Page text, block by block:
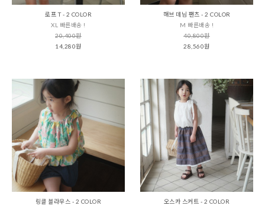
로프 T - 2 COLOR
XL 빠른배송 !
20,400원
14,280원
해브 데님 팬츠 - 2 COLOR
M 빠른배송 !
40,800원
28,560원
링클 블라우스 - 2 COLOR
오스카 스커트 - 2 COLOR